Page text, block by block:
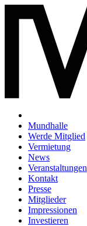
Mundhalle
Werde Mitglied
Vermietung
News
Veranstaltungen
Kontakt
Presse
Mitglieder
Impressionen
Investieren